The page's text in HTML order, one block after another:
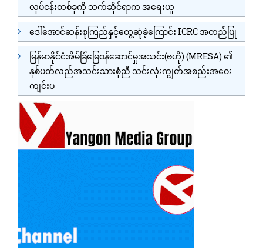
လုပ်ငန်းတစ်ခုကို သက်ဆိုင်ရာက အရေးယူ
ဒေါ်အောင်ဆန်းစုကြည်နှင့်တွေ့ဆုံခဲ့ကြောင်း ICRC အတည်ပြု
မြန်မာနိုင်ငံအိမ်ခြံမြေဝန်ဆောင်မှုအသင်း(ဗဟို) (MRESA) ၏
နှစ်ပတ်လည်အသင်းသားစုံညီ သင်းလုံးကျွတ်အစည်းအဝေး
ကျင်းပ